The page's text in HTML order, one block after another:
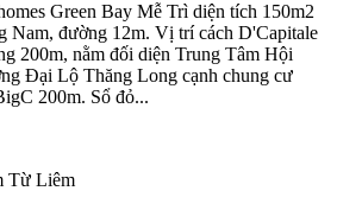
Green Bay Mễ Trì diện tích 150m2
Nam, đường 12m. Vị trí cách D'Capitale
200m, nằm đối diện Trung Tâm Hội
Đại Lộ Thăng Long cạnh chung cư
200m. Sổ đỏ...
Từ Liêm